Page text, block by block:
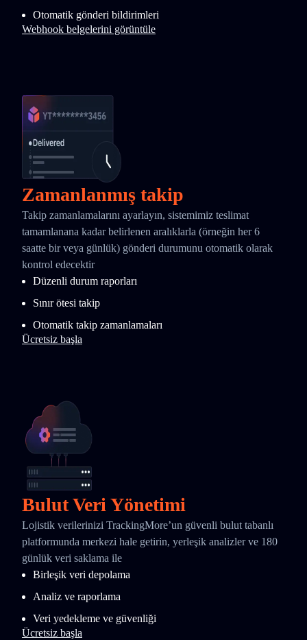
Otomatik gönderi bildirimleri
Webhook belgelerini görüntüle
Zamanlanmış takip
Takip zamanlamalarını ayarlayın, sistemimiz teslimat
tamamlanana kadar belirlenen aralıklarla (örneğin her 6
saatte bir veya günlük) gönderi durumunu otomatik olarak
kontrol edecektir
Düzenli durum raporları
Sınır ötesi takip
Otomatik takip zamanlamaları
Ücretsiz başla
Bulut Veri Yönetimi
Lojistik verilerinizi TrackingMore’un güvenli bulut tabanlı
platformunda merkezi hale getirin, yerleşik analizler ve 180
günlük veri saklama ile
Birleşik veri depolama
Analiz ve raporlama
Veri yedekleme ve güvenliği
Ücretsiz başla